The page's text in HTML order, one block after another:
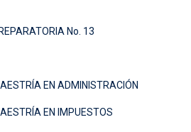
No. 13
EN ADMINISTRACIÓN
EN IMPUESTOS